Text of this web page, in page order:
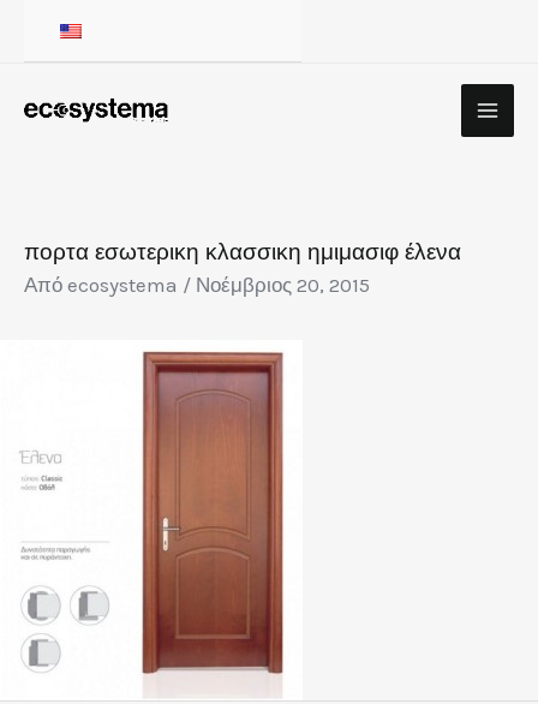
πορτα εσωτερικη κλασσικη ημιμασιφ έλενα
Από ecosystema / Νοέμβριος 20, 2015